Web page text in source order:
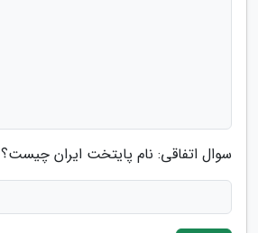
سوال اتفاقی: نام پایتخت ایران چیست؟